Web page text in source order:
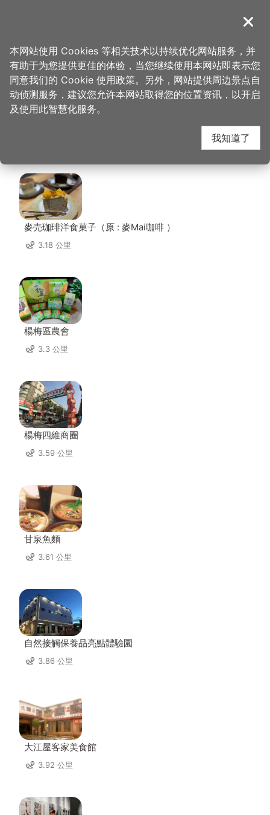
導覽
首页 > 想去的地方 > 住宿 > 丽多森林度假酒店
丽多森林度假酒店 周边
店家
麥売珈琲洋食菓子（原 : 麥Mai咖啡 ）
3.18 公里
楊梅區農會
3.3 公里
楊梅四維商圈
3.59 公里
甘泉魚麵
3.61 公里
自然接觸保養品亮點體驗園
3.86 公里
大江屋客家美食館
3.92 公里
关闭
本网站使用 Cookies 等相关技术以持续优化网站服务，并
有助于为您提供更佳的体验，当您继续使用本网站即表示您
同意我们的 Cookie 使用政策。另外，网站提供周边景点自
动侦测服务，建议您允许本网站取得您的位置资讯，以开启
及使用此智慧化服务。
我知道了